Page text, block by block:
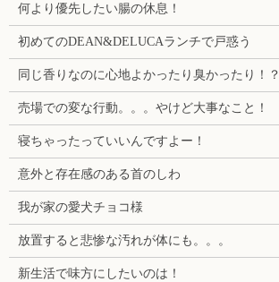
何より優先したい腸の休息！
初めてのDEAN&DELUCAランチで戸惑う
同じ香りなのに心地よかったり臭かったり！？
売場での変な行動。。。やけど大事なこと！
寝ちゃったっていいんですよー！
意外と存在感のある首のしわ
我が家の愛犬チョコ様
放置すると悲惨な汚れが体にも。。。
新生活で味方にしたいのは！